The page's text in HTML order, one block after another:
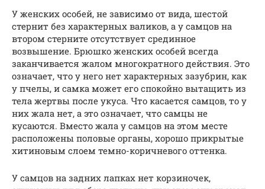
У женских особей, не зависимо от вида, шестой
стернит без характерных валиков, а у самцов на
втором стерните отсутствует срединное
возвышение. Брюшко женских особей всегда
заканчивается жалом многократного действия. Это
означает, что у него нет характерных зазубрин, как
у пчелы, и самка может его спокойно вытащить из
тела жертвы после укуса. Что касается самцов, то у
них жала нет, а это означает, что самцы не
кусаются. Вместо жала у самцов на этом месте
расположены половые органы, хорошо прикрытые
хитиновым слоем темно-коричневого оттенка.
У самцов на задних лапках нет корзиночек,